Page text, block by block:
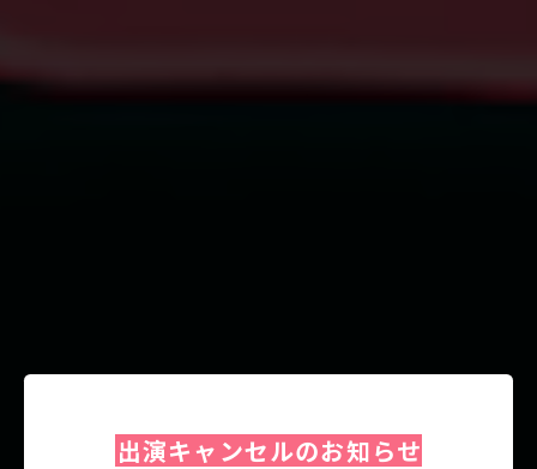
出演キャンセルのお知らせ